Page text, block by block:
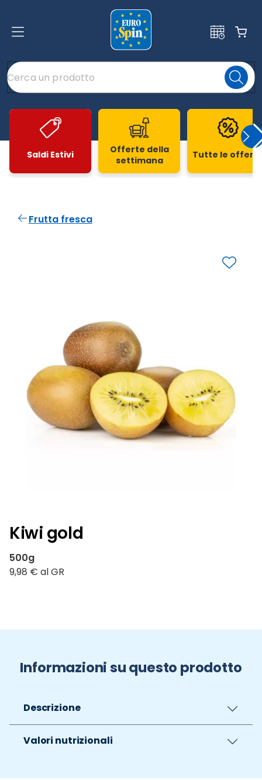
Saldi Estivi
Offerte della
settimana
Tutte le
Frutta fresca
Kiwi gold
500g
9,98 € al GR
Informazioni su questo prodotto
Descrizione
Valori nutrizionali